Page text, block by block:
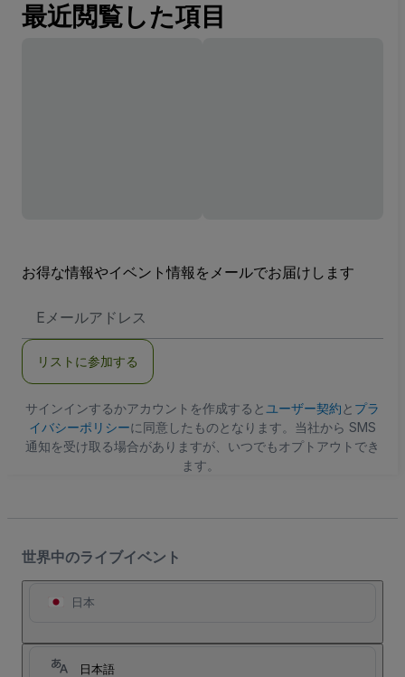
最近閲覧した項目
お得な情報やイベント情報をメールでお届けします
メ
ア
ス
リストに参加する
サインインするかアカウントを作成すると ユーザー契約と プラ
イバシーポリシーに同意したものとなります。当社から SMS
通知を受け取る場合がありますが、いつでもオプトアウトでき
ます。
世界中のライブイベント
日本
日本語